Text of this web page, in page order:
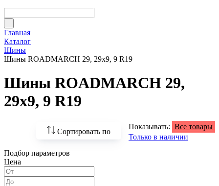
Главная
Каталог
Шины
Шины ROADMARCH 29, 29х9, 9 R19
Шины ROADMARCH 29,
29х9, 9 R19
Сортировать по
По возрастанию
Показывать: Все товары
Только в наличии
Подбор параметров
Цена